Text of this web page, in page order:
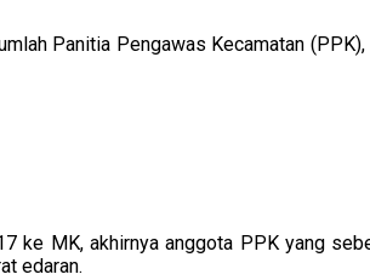
Panitia Pengawas Kecamatan
ke MK, akhirnya anggota PPK yang
edaran.